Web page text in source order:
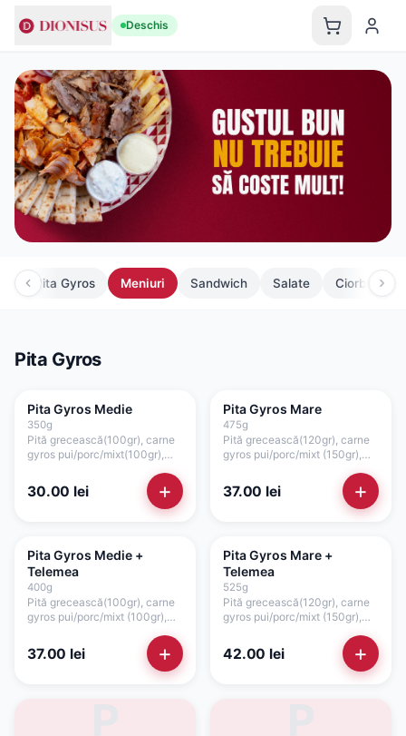
Deschis
Pita Gyros Meniuri Sandwich Salate Ciorbe
Pita Gyros
Pita Gyros Medie
350g
Pită grecească(100gr), carne
gyros pui/porc/mixt(100gr),
ceapă(15gr), sos tzatziki(50gr)
30.00 lei +
Pita Gyros Mare
475g
Pită grecească(120gr), carne
gyros pui/porc/mixt (150gr),
ceapă(15gr), sos tzatziki(75gr)
37.00 lei +
Pita Gyros Medie +
Telemea
400g
Pită grecească(100gr), carne
gyros pui/porc/mixt (100gr),
prăjiți(50gr), roșii(35gr),
ceapă(15gr), salată verde,
37.00 lei +
Pita Gyros Mare +
Telemea
525g
Pită grecească(120gr), carne
gyros pui/porc/mixt (150gr),
prăjiți(80gr), roșii(35gr),
ceapă(15gr), salată verde,
42.00 lei +